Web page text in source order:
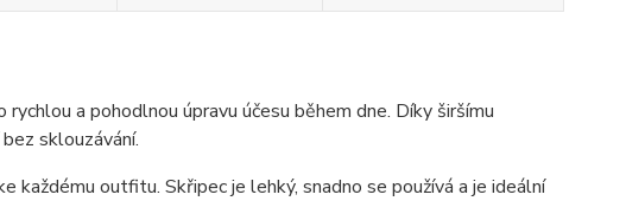
a pohodlnou úpravu účesu během dne. Díky širšímu
sklouzávání.
každému outfitu. Skřipec je lehký, snadno se používá a je ideální